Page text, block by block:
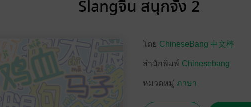
Slangจีน สนุกจัง 2
โดย ChineseBang 中文棒
สำนักพิมพ์ Chinesebang
หมวดหมู่ ภาษา